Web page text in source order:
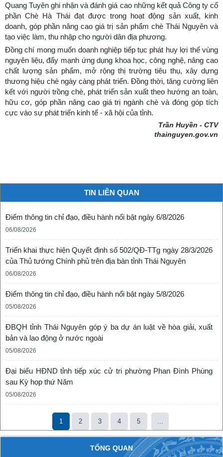
Quang Tuyên ghi nhận và đánh giá cao những kết quả Công ty cổ
phần Chè Hà Thái đạt được trong hoạt động sản xuất, kinh
doanh, góp phần nâng cao giá trị sản phẩm chè Thái Nguyên và
tạo việc làm, thu nhập cho người dân địa phương.
Đồng chí mong muốn doanh nghiệp tiếp tục phát huy lợi thế vùng
nguyên liệu, đẩy mạnh ứng dụng khoa học, công nghệ, nâng cao
chất lượng sản phẩm, mở rộng thị trường tiêu thụ, xây dựng
thương hiệu chè ngày càng phát triển. Đồng thời, tăng cường liên
kết với người trồng chè, phát triển sản xuất theo hướng an toàn,
hữu cơ, góp phần nâng cao giá trị ngành chè và đóng góp tích
cực vào sự phát triển kinh tế - xã hội của tỉnh.
Trần Huyền - CTV
thainguyen.gov.vn
TIN LIÊN QUAN
Điểm thông tin chỉ đạo, điều hành nổi bật ngày 6/8/2026
06/08/2026
Triển khai thực hiện Quyết định số 502/QĐ-TTg ngày 28/3/2026
của Thủ tướng Chính phủ trên địa bàn tỉnh Thái Nguyên
06/08/2026
Điểm thông tin chỉ đạo, điều hành nổi bật ngày 5/8/2026
05/08/2026
ĐBQH tỉnh Thái Nguyên góp ý ba dự án luật về hòa giải, xuất
bản và lao động ở nước ngoài
05/08/2026
Đại biểu HĐND tỉnh tiếp xúc cử tri phường Phan Đình Phùng
sau Kỳ họp thứ Năm
05/08/2026
1 2 3 4 5
TỔNG QUAN